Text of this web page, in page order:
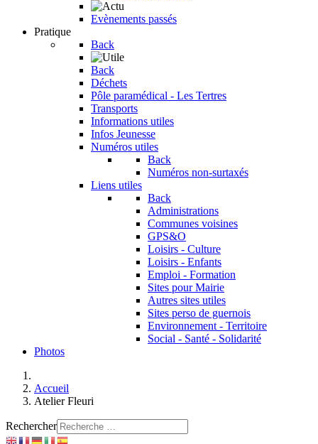
Evènements passés
Pratique
Back
Back
Déchets
Pôle paramédical - Les Tertres
Transports
Informations utiles
Infos Jeunesse
Numéros utiles
Back
Numéros non-surtaxés
Liens utiles
Back
Administrations
Communes voisines
GPS&O
Loisirs - Culture
Loisirs - Enfants
Emploi - Formation
Sites pour Mairie
Autres sites utiles
Sites perso de guernois
Environnement - Territoire
Social - Santé - Solidarité
Photos
Accueil
Atelier Fleuri
Rechercher